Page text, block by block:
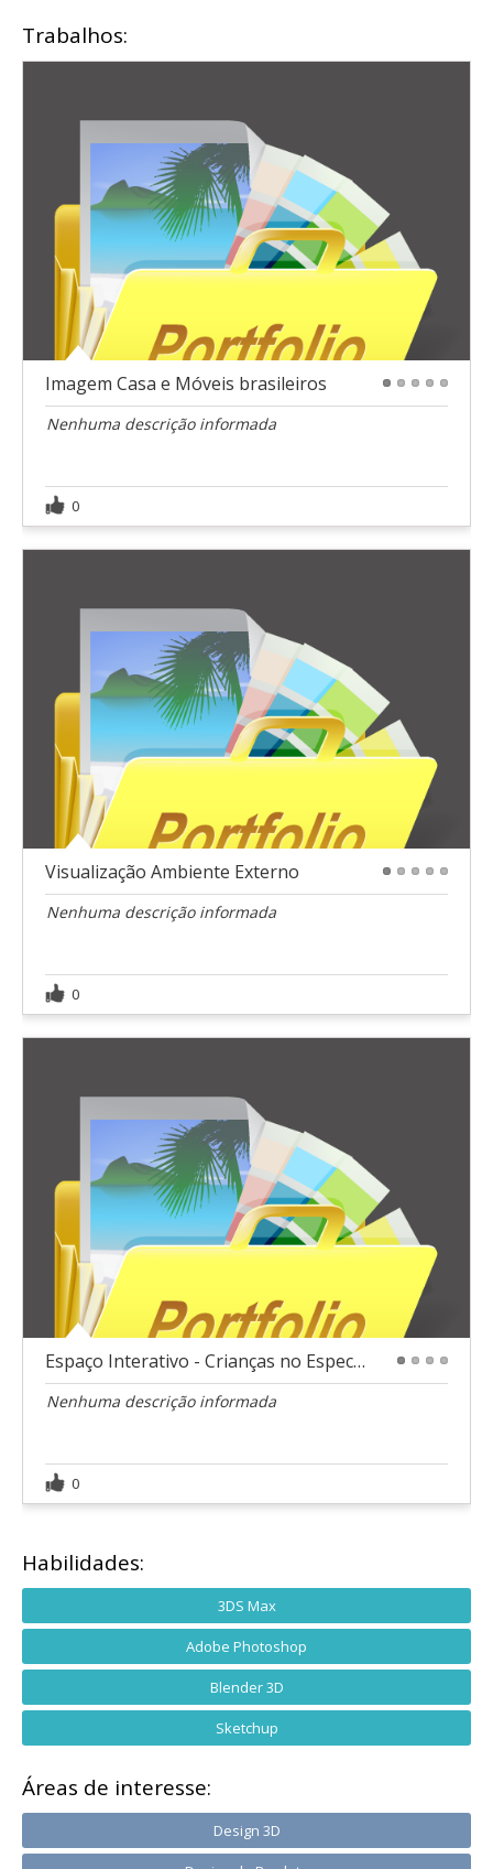
Trabalhos:
Imagem Casa e Móveis brasileiros
Nenhuma descrição informada
0
Visualização Ambiente Externo
Nenhuma descrição informada
0
Espaço Interativo - Crianças no Espectro Autista
Nenhuma descrição informada
0
Habilidades:
3DS Max
Adobe Photoshop
Blender 3D
Sketchup
Áreas de interesse:
Design 3D